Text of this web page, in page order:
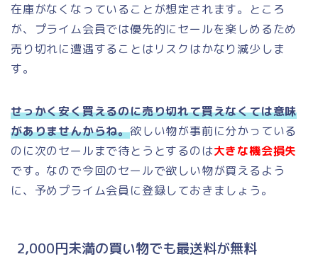
在庫がなくなっていることが想定されます。ところ
が、プライム会員では優先的にセールを楽しめるため
売り切れに遭遇することはリスクはかなり減少しま
す。
せっかく安く買えるのに売り切れて買えなくては意味
がありませんからね。欲しい物が事前に分かっている
のに次のセールまで待とうとするのは大きな機会損失
です。なので今回のセールで欲しい物が買えるよう
に、予めプライム会員に登録しておきましょう。
2,000円未満の買い物でも最送料が無料